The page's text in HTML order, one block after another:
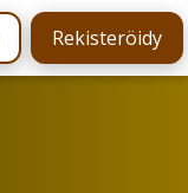
Rekisteröidy